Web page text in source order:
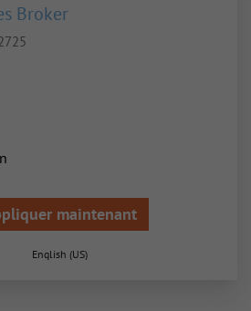
Broker
maintenant
English (US)